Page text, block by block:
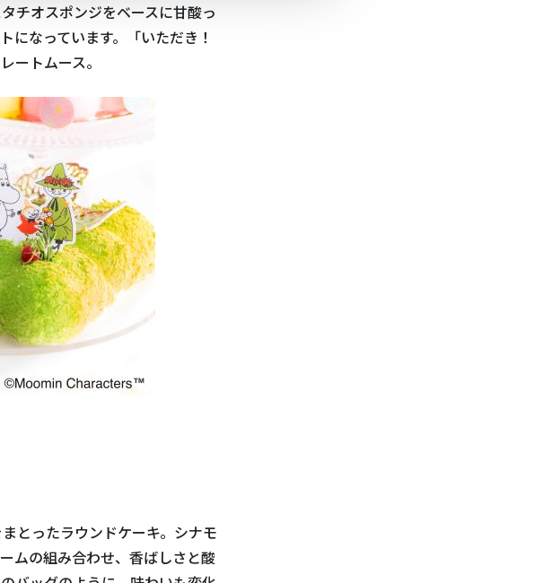
チオスポンジをベースに甘酸っ
になっています。「いただき！
ートムース。
とったラウンドケーキ。シナモ
ムの組み合わせ、香ばしさと酸